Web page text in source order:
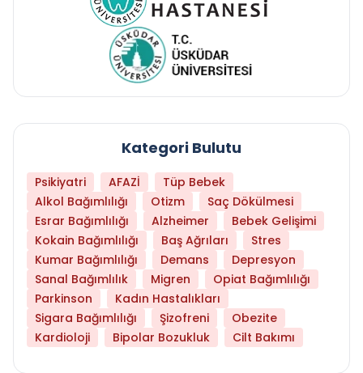
Kategori Bulutu
Psikiyatri AFAZİ
Tüp Bebek
Alkol Bağımlılığı
Otizm
Saç Dökülmesi
Esrar Bağımlılığı
Alzheimer
Bebek Gelişimi
Kokain Bağımlılığı
Baş Ağrıları
Stres
Kumar Bağımlılığı
Demans
Depresyon
Sanal Bağımlılık
Migren
Opiat Bağımlılığı
Parkinson
Kadın Hastalıkları
Sigara Bağımlılığı
Şizofreni
Obezite
Kardioloji
Bipolar Bozukluk Cilt Bakımı